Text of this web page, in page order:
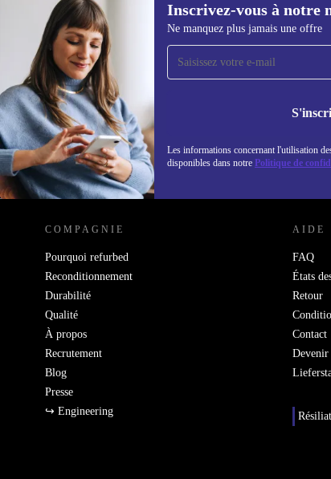
Inscrivez-vous à notre
Ne manquez plus jamais une offre
Les informations concernant l'utilisation
disponibles dans notre Politique de
Recevoir offres et infos de
refurbed par mail
Ne manquez plus aucune offre.
REFURBED LUXEMBOURG - RETHINK NEW.
COMPAGNIE
Pourquoi refurbed
Reconditionnement
Durabilité
Qualité
À propos
Recrutement
Blog
Presse
↪ Engineering
AIDE
FAQ
États
Retour
Contact
Devenir